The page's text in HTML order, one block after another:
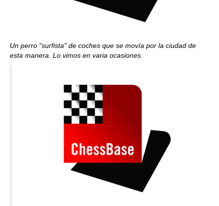
Un perro "surfista" de coches que se movía por la ciudad de
esta manera. Lo vimos en varia ocasiones.